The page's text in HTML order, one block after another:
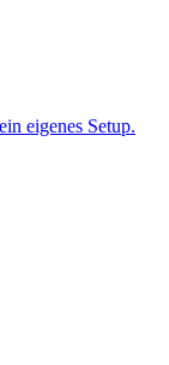
eigenes Setup.